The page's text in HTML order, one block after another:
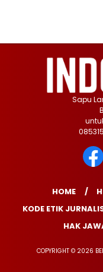
Sapu
HOME
KODE ETIK
HAK
COPYRIGHT © 2026